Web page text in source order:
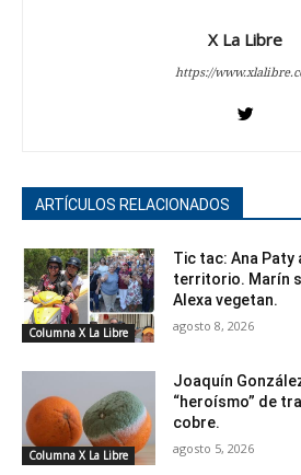
X La Libre
https://
ARTÍCULOS RELACIONADOS
Columna X La Libre
Tic tac: Ana Paty
territorio. Marín
Alexa vegetan.
agosto 8, 2026
Columna X La Libre
Joaquín
“heroísmo” de
cobre.
agosto 5, 2026